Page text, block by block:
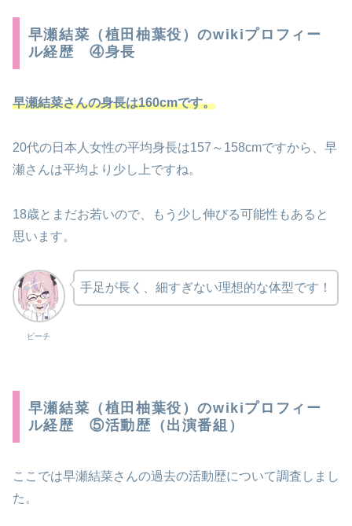
早瀬結菜（植田柚葉役）のwikiプロフィー
ル経歴 ④身長
早瀬結菜さんの身長は160cmです。
20代の日本人女性の平均身長は157～158cmですから、早
瀬さんは平均より少し上ですね。
18歳とまだお若いので、もう少し伸びる可能性もあると
思います。
ピーチ
手足が長く、細すぎない理想的な体型です！
早瀬結菜（植田柚葉役）のwikiプロフィー
ル経歴 ⑤活動歴（出演番組）
ここでは早瀬結菜さんの過去の活動歴について調査しまし
た。